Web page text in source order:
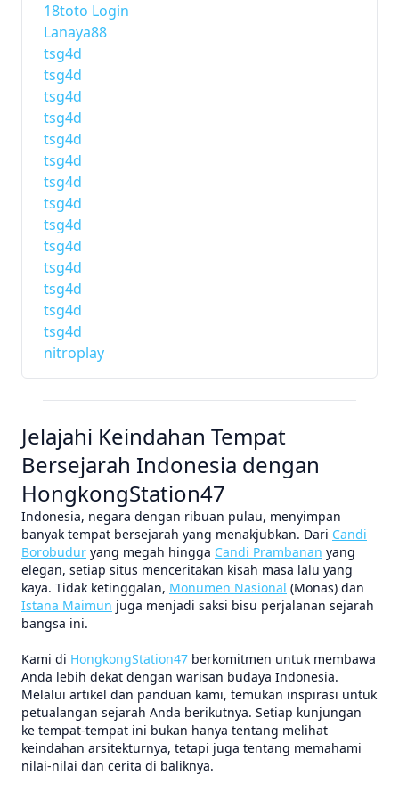
18toto Login
Lanaya88
tsg4d
tsg4d
tsg4d
tsg4d
tsg4d
tsg4d
tsg4d
tsg4d
tsg4d
tsg4d
tsg4d
tsg4d
tsg4d
tsg4d
nitroplay
Jelajahi Keindahan Tempat
Bersejarah Indonesia dengan
HongkongStation47
Indonesia, negara dengan ribuan pulau, menyimpan
banyak tempat bersejarah yang menakjubkan. Dari Candi
Borobudur yang megah hingga Candi Prambanan yang
elegan, setiap situs menceritakan kisah masa lalu yang
kaya. Tidak ketinggalan, Monumen Nasional (Monas) dan
Istana Maimun juga menjadi saksi bisu perjalanan sejarah
bangsa ini.
Kami di HongkongStation47 berkomitmen untuk membawa
Anda lebih dekat dengan warisan budaya Indonesia.
Melalui artikel dan panduan kami, temukan inspirasi untuk
petualangan sejarah Anda berikutnya. Setiap kunjungan
ke tempat-tempat ini bukan hanya tentang melihat
keindahan arsitekturnya, tetapi juga tentang memahami
nilai-nilai dan cerita di baliknya.